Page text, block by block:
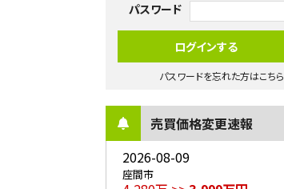
パスワード
パスワードを忘れた方はこちら
売買価格変更速報
2026-08-09
座間市